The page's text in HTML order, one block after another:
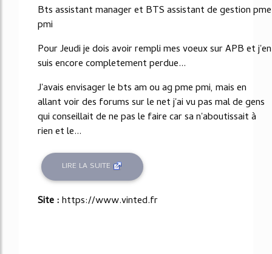
Bts assistant manager et BTS assistant de gestion pme
pmi
Pour Jeudi je dois avoir rempli mes voeux sur APB et j'en
suis encore completement perdue...
J'avais envisager le bts am ou ag pme pmi, mais en
allant voir des forums sur le net j'ai vu pas mal de gens
qui conseillait de ne pas le faire car sa n'aboutissait à
rien et le...
LIRE LA SUITE
Site :https://www.vinted.fr